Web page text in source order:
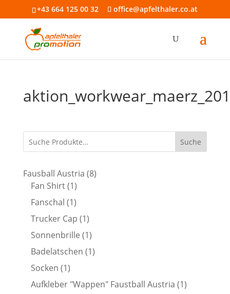
+43 664 125 00 32 office@apfelthaler.co.at
Suche
Fausball Austria 88
Fan Shirt 11
Produkt
Fanschal 11
Produkt
Trucker Cap 11
Produkt
Sonnenbrille 11
Produkt
Badelatschen 11
Socken 11
Produkt
Aufkleber "Wappen" Faustball Austria 11